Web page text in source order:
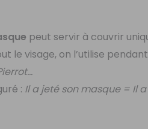
peut servir à couvrir
le visage, on l’utilise
: Il a jeté son masque = Il